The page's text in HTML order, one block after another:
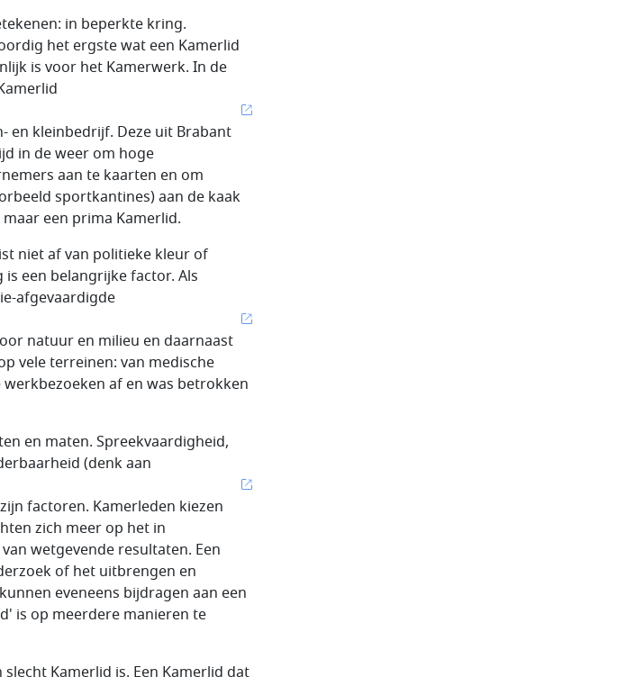
in beperkte kring.
het ergste wat een Kamerlid
is voor het Kamerwerk. In de
en kleinbedrijf. Deze uit Brabant
in de weer om hoge
aan te kaarten en om
sportkantines) aan de kaak
een prima Kamerlid.
niet af van politieke kleur of
een belangrijke factor. Als
afgevaardigde
natuur en milieu en daarnaast
vele terreinen: van medische
af en was betrokken
en maten. Spreekvaardigheid,
(denk aan
factoren. Kamerleden kiezen
zich meer op het in
wetgevende resultaten. Een
of het uitbrengen en
eveneens bijdragen aan een
is op meerdere manieren te
Kamerlid is. Een Kamerlid dat